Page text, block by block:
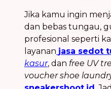
Jika kamu ingin
dan bebas tungau,
profesional seperti
layanan jasa sedot
kasur, dan free UV
voucher shoe